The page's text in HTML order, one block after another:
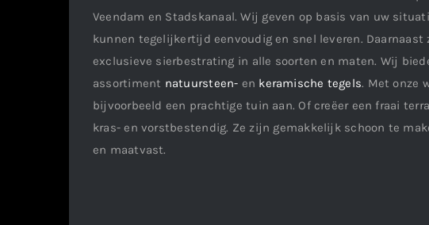
Veendam en Stadskanaal. Wij geven op basis van uw
kunnen tegelijkertijd eenvoudig en snel leveren.
exclusieve sierbestrating in alle soorten en maten. Wij
assortiment natuursteen- en keramische tegels. Met onze
bijvoorbeeld een prachtige tuin aan. Of creëer een fraai
kras- en vorstbestendig. Ze zijn gemakkelijk schoon te
en maatvast.